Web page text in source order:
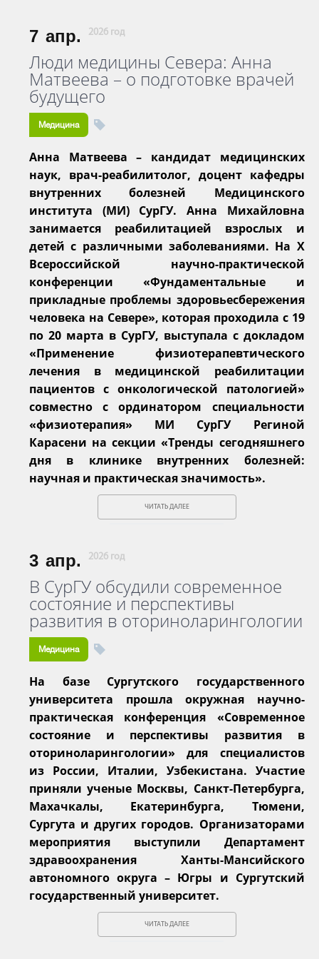
7 апр. 2026 год
Люди медицины Севера: Анна
Матвеева – о подготовке врачей
будущего
Медицина
Анна Матвеева – кандидат медицинских
наук, врач-реабилитолог, доцент кафедры
внутренних болезней Медицинского
института (МИ) СурГУ. Анна Михайловна
занимается реабилитацией взрослых и
детей с различными заболеваниями. На X
Всероссийской научно-практической
конференции «Фундаментальные и
прикладные проблемы здоровьесбережения
человека на Севере», которая проходила с 19
по 20 марта в СурГУ, выступала с докладом
«Применение физиотерапевтического
лечения в медицинской реабилитации
пациентов с онкологической патологией»
совместно с ординатором специальности
«физиотерапия» МИ СурГУ Региной
Карасени на секции «Тренды сегодняшнего
дня в клинике внутренних болезней:
научная и практическая значимость».
ЧИТАТЬ ДАЛЕЕ
3 апр. 2026 год
В СурГУ обсудили современное
состояние и перспективы
развития в оториноларингологии
Медицина
На базе Сургутского государственного
университета прошла окружная научно-
практическая конференция «Современное
состояние и перспективы развития в
оториноларингологии» для специалистов
из России, Италии, Узбекистана. Участие
приняли ученые Москвы, Санкт-Петербурга,
Махачкалы, Екатеринбурга, Тюмени,
Сургута и других городов. Организаторами
мероприятия выступили Департамент
здравоохранения Ханты-Мансийского
автономного округа – Югры и Сургутский
государственный университет.
ЧИТАТЬ ДАЛЕЕ